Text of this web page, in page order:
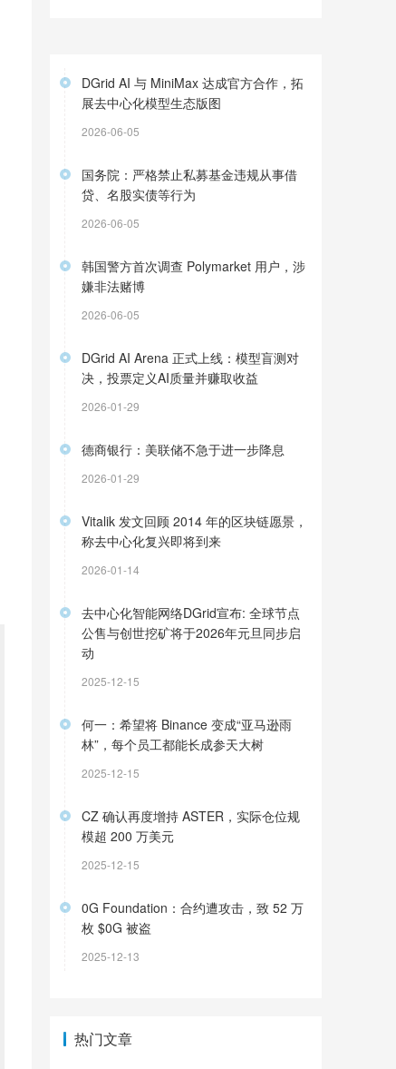
DGrid AI 与 MiniMax 达成官方合作，拓
展去中心化模型生态版图
2026-06-05
国务院：严格禁止私募基金违规从事借
贷、名股实债等行为
2026-06-05
韩国警方首次调查 Polymarket 用户，涉
嫌非法赌博
2026-06-05
DGrid AI Arena 正式上线：模型盲测对
决，投票定义AI质量并赚取收益
2026-01-29
德商银行：美联储不急于进一步降息
2026-01-29
Vitalik 发文回顾 2014 年的区块链愿景，
称去中心化复兴即将到来
2026-01-14
去中心化智能网络DGrid宣布: 全球节点
公售与创世挖矿将于2026年元旦同步启
动
2025-12-15
何一：希望将 Binance 变成“亚马逊雨
林”，每个员工都能长成参天大树
2025-12-15
CZ 确认再度增持 ASTER，实际仓位规
模超 200 万美元
2025-12-15
0G Foundation：合约遭攻击，致 52 万
枚 $0G 被盗
2025-12-13
热门文章